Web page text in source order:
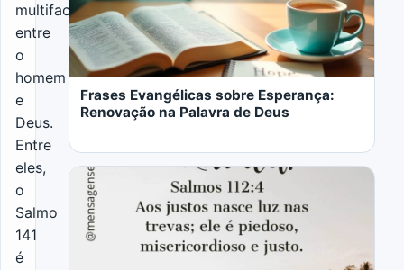
multifacetado
entre
o
homem
e
Deus.
Entre
eles,
o
Salmo
141
é
LER MAIS
Frases Evangélicas sobre Esperança:
Renovação na Palavra de Deus